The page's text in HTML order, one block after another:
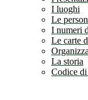
I luoghi
Le
I numeri
Le carte
La storia
Codice